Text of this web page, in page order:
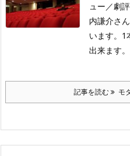
ュー／劇
内謙介さ
います。1
出来ます
記事を読む モ